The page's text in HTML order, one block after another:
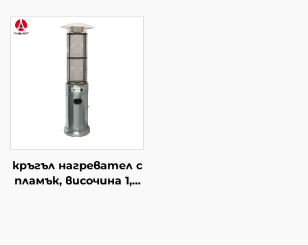
кръгъл нагревател с
пламък, височина 1,8